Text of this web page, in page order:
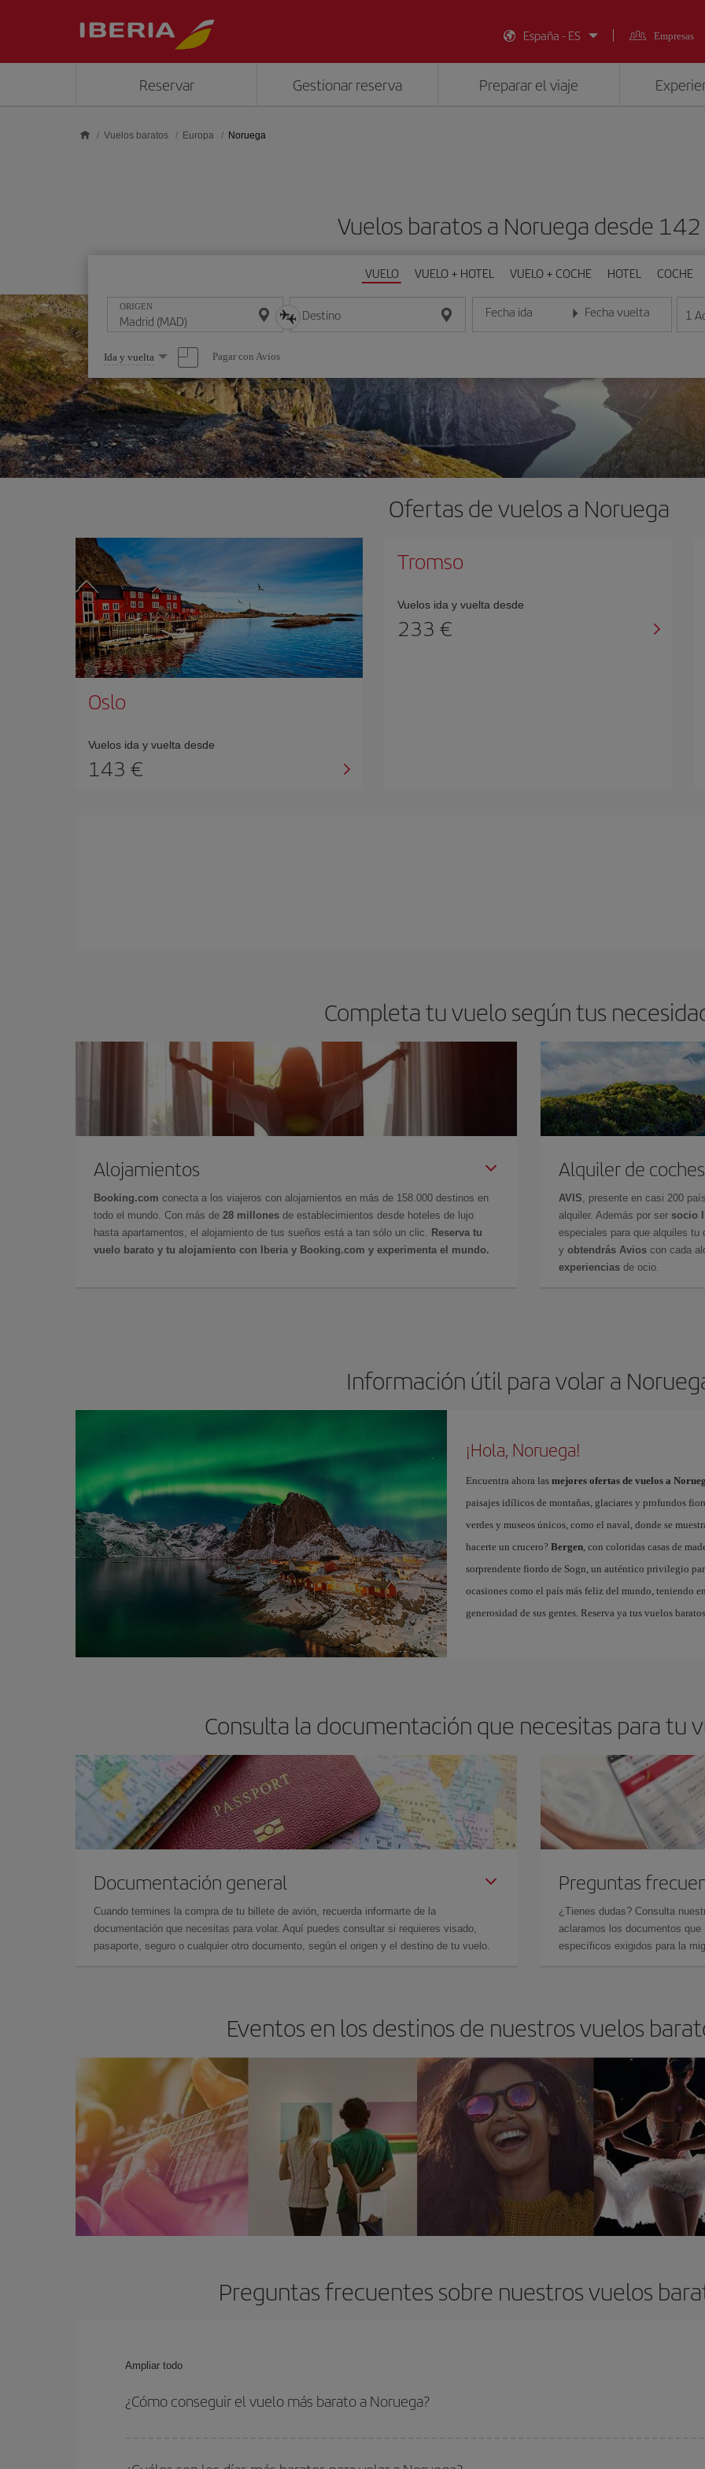
España - ES
Empresas
Reservar Gestionar reserva Preparar el viaje
Vuelos baratos Europa Noruega
Vuelos baratos a Noruega desde
VUELO VUELO + HOTEL VUELO + COCHE HOTEL COCHE
ORIGEN Destino Fecha ida
Introduce la fecha en formato día/mes/año
Fecha vuelta
Introduce la fecha en 1
Seleccione
una
opción
Ida y vuelta Pagar con Avios
Ofertas de vuelos a Noruega
Oslo
Vuelos ida y vuelta desde
143 €
Tromso
Vuelos ida y vuelta desde
233 €
Completa tu vuelo según tus
Alojamientos
Booking.com conecta a los viajeros con alojamientos en más de 158.000 destinos en
todo el mundo. Con más de 28 millones de establecimientos desde hoteles de lujo
hasta apartamentos, el alojamiento de tus sueños está a tan sólo un clic.
Reserva tu
vuelo barato y tu alojamiento con Iberia y Booking.com y experimenta el mundo.
Alquiler de coches
AVIS , presente en casi 200
alquiler. Además por ser socio
especiales para que alquiles tu
y obtendrás Avios con cada
experiencias de ocio.
Información útil para volar a
¡Hola, Noruega!
Encuentra ahora las mejores ofertas de vuelos a
paisajes idílicos de montañas, glaciares y profundos
verdes y museos únicos, como el naval, donde se
hacerte un crucero? Bergen, con coloridas casas de
sorprendente fiordo de Sogn, un auténtico privilegio
ocasiones como el país más feliz del mundo, teniendo
generosidad de sus gentes. Reserva ya tus vuelos
Consulta la documentación que necesitas para tu
Documentación general
Cuando termines la compra de tu billete de avión, recuerda informarte de la
documentación que necesitas para volar. Aquí puedes consultar si requieres visado,
pasaporte, seguro o cualquier otro documento, según el origen y el destino de tu vuelo.
Preguntas
¿Tienes dudas? Consulta
aclaramos los documentos
específicos exigidos para la
Eventos en los destinos de nuestros vuelos
Preguntas frecuentes sobre nuestros vuelos
Ampliar todo
¿Cómo conseguir el vuelo más barato a Noruega?
vuelta. Además, si no tienes decidido un destino concreto para tu viaje, mira nuestras ofertas y déjate inspirar: seguro que